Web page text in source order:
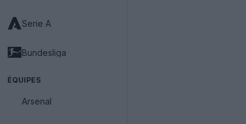
Serie A
Bundesliga
ÉQUIPES
Arsenal